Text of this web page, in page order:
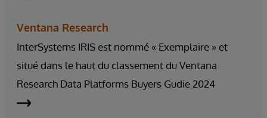
Ventana Research
InterSystems IRIS est nommé « Exemplaire » et
situé dans le haut du classement du Ventana
Research Data Platforms Buyers Gudie 2024